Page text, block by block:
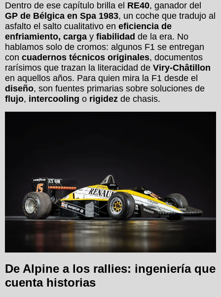
Dentro de ese capítulo brilla el RE40, ganador del
GP de Bélgica en Spa 1983, un coche que tradujo al
asfalto el salto cualitativo en eficiencia de
enfriamiento, carga y fiabilidad de la era. No
hablamos solo de cromos: algunos F1 se entregan
con cuadernos técnicos originales, documentos
rarísimos que trazan la literacidad de Viry-Châtillon
en aquellos años. Para quien mira la F1 desde el
diseño, son fuentes primarias sobre soluciones de
flujo, intercooling o rigidez de chasis.
De Alpine a los rallies: ingeniería que
cuenta historias